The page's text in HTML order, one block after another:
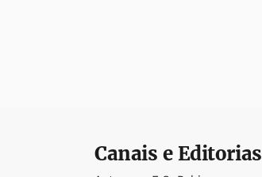
Canais e Editorias